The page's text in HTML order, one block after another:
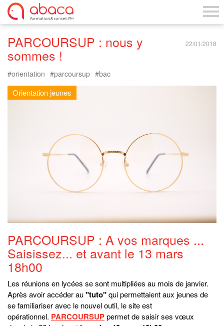
22/01/2018
PARCOURSUP : nous y
sommes !
orientation parcoursup bac
Orientation jeunes
PARCOURSUP : A vos marques ...
Saisissez... et avant le 13 mars
18h00
Les réunions en lycées se sont multipliées au mois de janvier.
Après avoir accéder au"tuto"qui permettaient aux jeunes de
se familiariser avec le nouvel outil, le site est
opérationnel. PARCOURSUPpermet de saisir ses vœux